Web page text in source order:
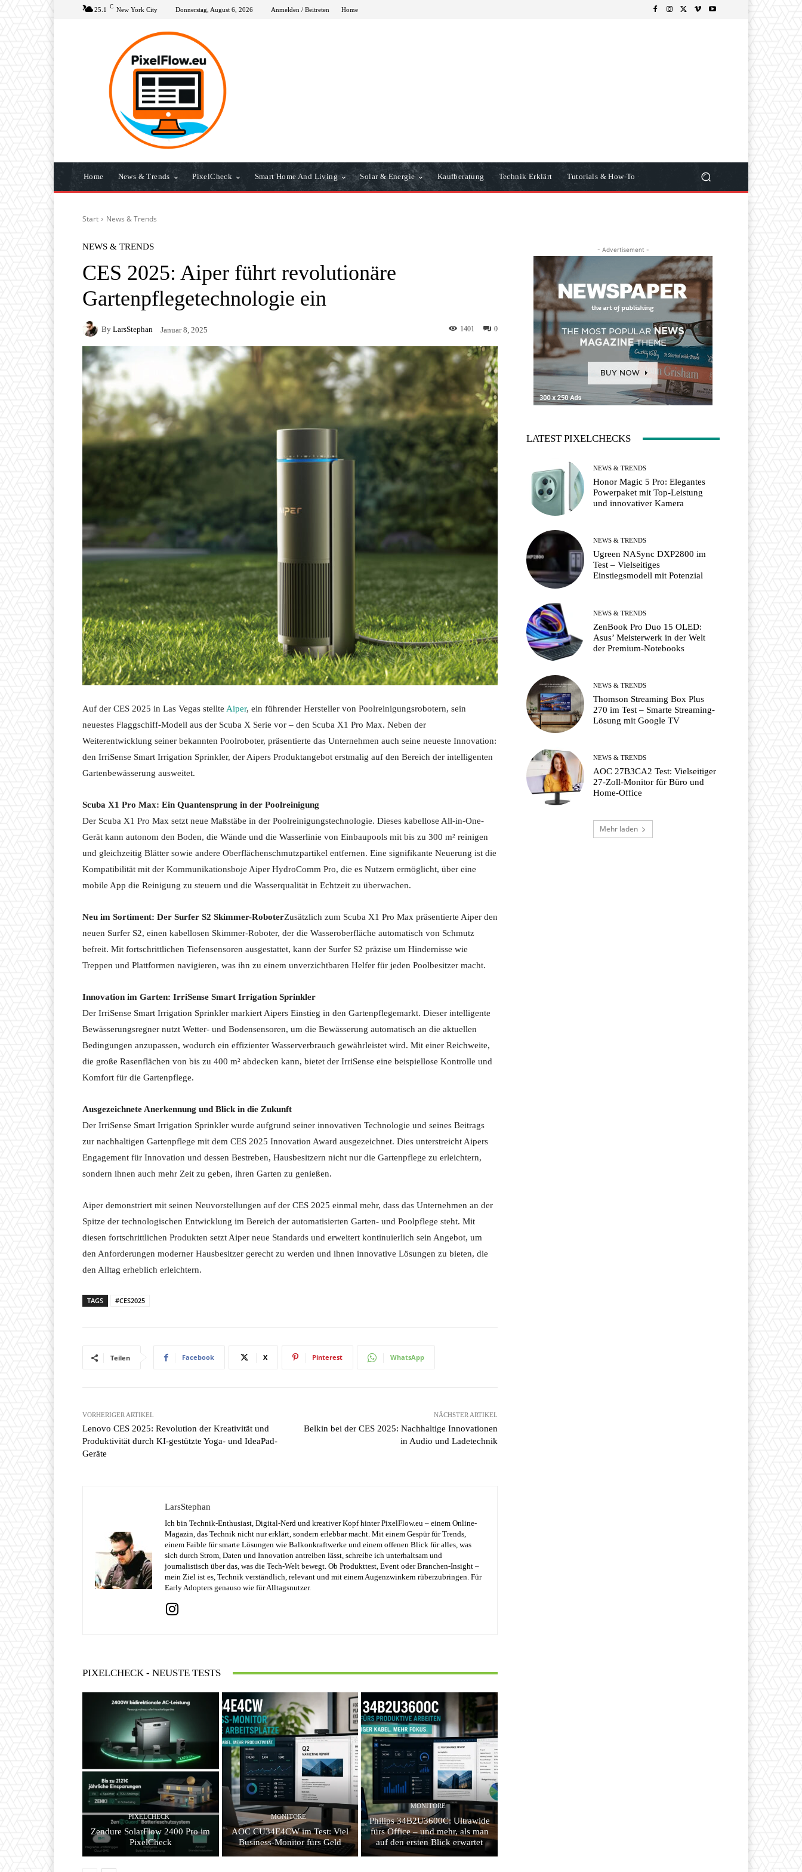
25.1 C New York City Donnerstag, August 6, 2026 Anmelden / Beitreten Home
Home News & Trends PixelCheck Smart Home And Living Solar & Energie Kaufberatung Technik Erklärt Tutorials & How-To
Start News & Trends
NEWS & TRENDS
CES 2025: Aiper führt revolutionäre
Gartenpflegetechnologie ein
By LarsStephan Januar 8, 2025 0
1401
Auf der CES 2025 in Las Vegas stellte Aiper, ein führender Hersteller von Poolreinigungsrobotern, sein
neuestes Flaggschiff-Modell aus der Scuba X Serie vor – den Scuba X1 Pro Max. Neben der
Weiterentwicklung seiner bekannten Poolroboter, präsentierte das Unternehmen auch seine neueste Innovation:
den IrriSense Smart Irrigation Sprinkler, der Aipers Produktangebot erstmalig auf den Bereich der intelligenten
Gartenbewässerung ausweitet.
Scuba X1 Pro Max: Ein Quantensprung in der Poolreinigung
Der Scuba X1 Pro Max setzt neue Maßstäbe in der Poolreinigungstechnologie. Dieses kabellose All-in-One-
Gerät kann autonom den Boden, die Wände und die Wasserlinie von Einbaupools mit bis zu 300 m² reinigen
und gleichzeitig Blätter sowie andere Oberflächenschmutzpartikel entfernen. Eine signifikante Neuerung ist die
Kompatibilität mit der Kommunikationsboje Aiper HydroComm Pro, die es Nutzern ermöglicht, über eine
mobile App die Reinigung zu steuern und die Wasserqualität in Echtzeit zu überwachen.
Neu im Sortiment: Der Surfer S2 Skimmer-RoboterZusätzlich zum Scuba X1 Pro Max präsentierte Aiper den
neuen Surfer S2, einen kabellosen Skimmer-Roboter, der die Wasseroberfläche automatisch von Schmutz
befreit. Mit fortschrittlichen Tiefensensoren ausgestattet, kann der Surfer S2 präzise um Hindernisse wie
Treppen und Plattformen navigieren, was ihn zu einem unverzichtbaren Helfer für jeden Poolbesitzer macht.
Innovation im Garten: IrriSense Smart Irrigation Sprinkler
Der IrriSense Smart Irrigation Sprinkler markiert Aipers Einstieg in den Gartenpflegemarkt. Dieser intelligente
Bewässerungsregner nutzt Wetter- und Bodensensoren, um die Bewässerung automatisch an die aktuellen
Bedingungen anzupassen, wodurch ein effizienter Wasserverbrauch gewährleistet wird. Mit einer Reichweite,
die große Rasenflächen von bis zu 400 m² abdecken kann, bietet der IrriSense eine beispiellose Kontrolle und
Komfort für die Gartenpflege.
Ausgezeichnete Anerkennung und Blick in die Zukunft
Der IrriSense Smart Irrigation Sprinkler wurde aufgrund seiner innovativen Technologie und seines Beitrags
zur nachhaltigen Gartenpflege mit dem CES 2025 Innovation Award ausgezeichnet. Dies unterstreicht Aipers
Engagement für Innovation und dessen Bestreben, Hausbesitzern nicht nur die Gartenpflege zu erleichtern,
sondern ihnen auch mehr Zeit zu geben, ihren Garten zu genießen.
Aiper demonstriert mit seinen Neuvorstellungen auf der CES 2025 einmal mehr, dass das Unternehmen an der
Spitze der technologischen Entwicklung im Bereich der automatisierten Garten- und Poolpflege steht. Mit
diesen fortschrittlichen Produkten setzt Aiper neue Standards und erweitert kontinuierlich sein Angebot, um
den Anforderungen moderner Hausbesitzer gerecht zu werden und ihnen innovative Lösungen zu bieten, die
den Alltag erheblich erleichtern.
TAGS #CES2025
Teilen Facebook X Pinterest WhatsApp
VORHERIGER ARTIKEL
Lenovo CES 2025: Revolution der Kreativität und
Produktivität durch KI-gestützte Yoga- und IdeaPad-
Geräte
NÄCHSTER ARTIKEL
Belkin bei der CES 2025: Nachhaltige Innovationen
in Audio und Ladetechnik
LarsStephan
Ich bin Technik-Enthusiast, Digital-Nerd und kreativer Kopf hinter PixelFlow.eu – einem Online-
Magazin, das Technik nicht nur erklärt, sondern erlebbar macht. Mit einem Gespür für Trends,
einem Faible für smarte Lösungen wie Balkonkraftwerke und einem offenen Blick für alles, was
sich durch Strom, Daten und Innovation antreiben lässt, schreibe ich unterhaltsam und
journalistisch über das, was die Tech-Welt bewegt. Ob Produkttest, Event oder Branchen-Insight –
mein Ziel ist es, Technik verständlich, relevant und mit einem Augenzwinkern rüberzubringen. Für
Early Adopters genauso wie für Alltagsnutzer.
PIXELCHECK - NEUSTE TESTS
PIXELCHECK
Zendure SolarFlow 2400 Pro im
PixelCheck
MONITORE
AOC CU34E4CW im Test: Viel
Business-Monitor fürs Geld
MONITORE
Philips 34B2U3600C: Ultrawide
fürs Office – und mehr, als man
auf den ersten Blick erwartet
- Advertisement -
LATEST PIXELCHECKS
NEWS & TRENDS
Honor Magic 5 Pro: Elegantes
Powerpaket mit Top-Leistung
und innovativer Kamera
NEWS & TRENDS
Ugreen NASync DXP2800 im
Test – Vielseitiges
Einstiegsmodell mit Potenzial
NEWS & TRENDS
ZenBook Pro Duo 15 OLED:
Asus’ Meisterwerk in der Welt
der Premium-Notebooks
NEWS & TRENDS
Thomson Streaming Box Plus
270 im Test – Smarte Streaming-
Lösung mit Google TV
NEWS & TRENDS
AOC 27B3CA2 Test: Vielseitiger
27-Zoll-Monitor für Büro und
Home-Office
Mehr laden